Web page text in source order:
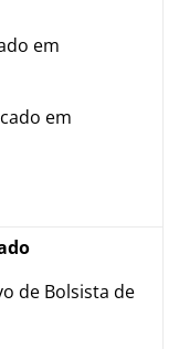
em
em
de Bolsista de